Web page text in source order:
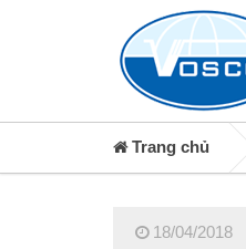
Trang chủ
18/04/2018